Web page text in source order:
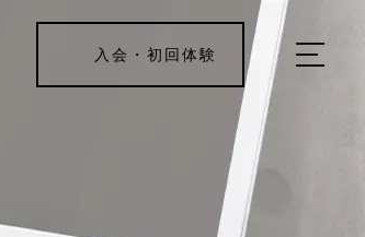
入会・初回体験